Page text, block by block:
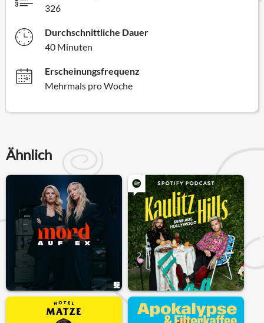
326
Durchschnittliche Dauer
40 Minuten
Erscheinungsfrequenz
Mehrmals pro Woche
Ähnlich